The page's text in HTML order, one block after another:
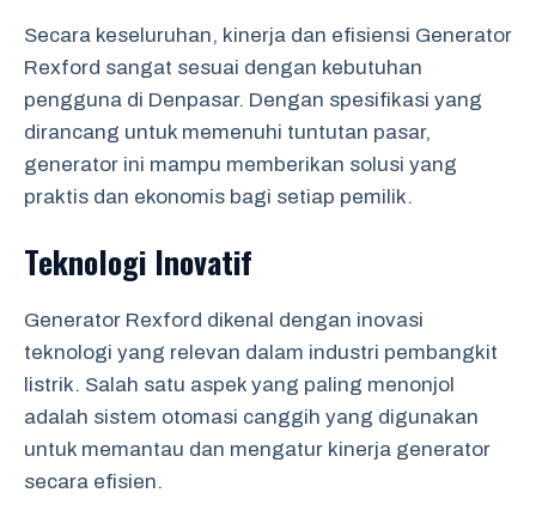
Secara keseluruhan, kinerja dan efisiensi Generator
Rexford sangat sesuai dengan kebutuhan
pengguna di Denpasar. Dengan spesifikasi yang
dirancang untuk memenuhi tuntutan pasar,
generator ini mampu memberikan solusi yang
praktis dan ekonomis bagi setiap pemilik.
Teknologi Inovatif
Generator Rexford dikenal dengan inovasi
teknologi yang relevan dalam industri pembangkit
listrik. Salah satu aspek yang paling menonjol
adalah sistem otomasi canggih yang digunakan
untuk memantau dan mengatur kinerja generator
secara efisien.